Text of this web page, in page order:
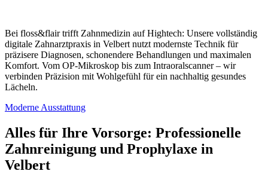
Bei floss&flair trifft Zahnmedizin auf Hightech: Unsere vollständig
digitale Zahnarztpraxis in Velbert nutzt modernste Technik für
präzisere Diagnosen, schonendere Behandlungen und maximalen
Komfort. Vom OP-Mikroskop bis zum Intraoralscanner – wir
verbinden Präzision mit Wohlgefühl für ein nachhaltig gesundes
Lächeln.
Moderne Ausstattung
Alles für Ihre Vorsorge: Professionelle
Zahnreinigung und Prophylaxe in
Velbert